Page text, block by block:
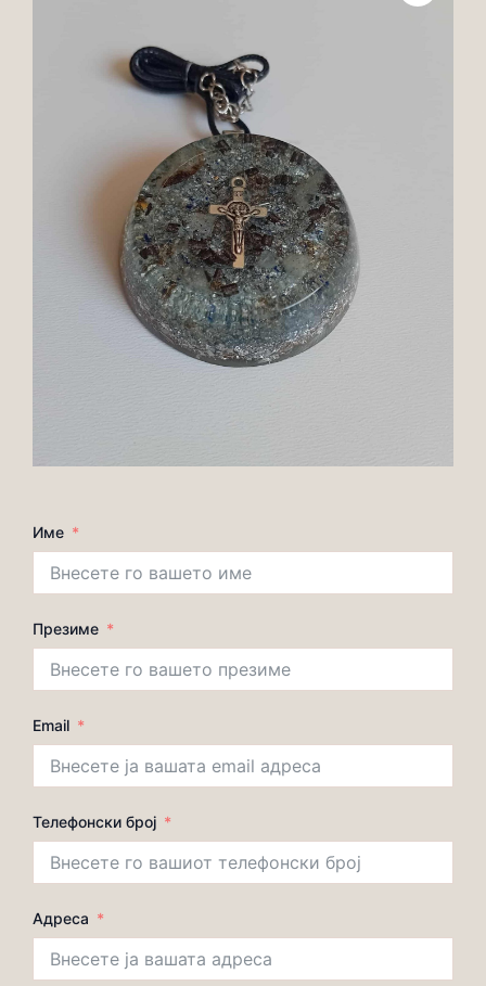
Име
Презиме
Email
Телефонски број
Адреса